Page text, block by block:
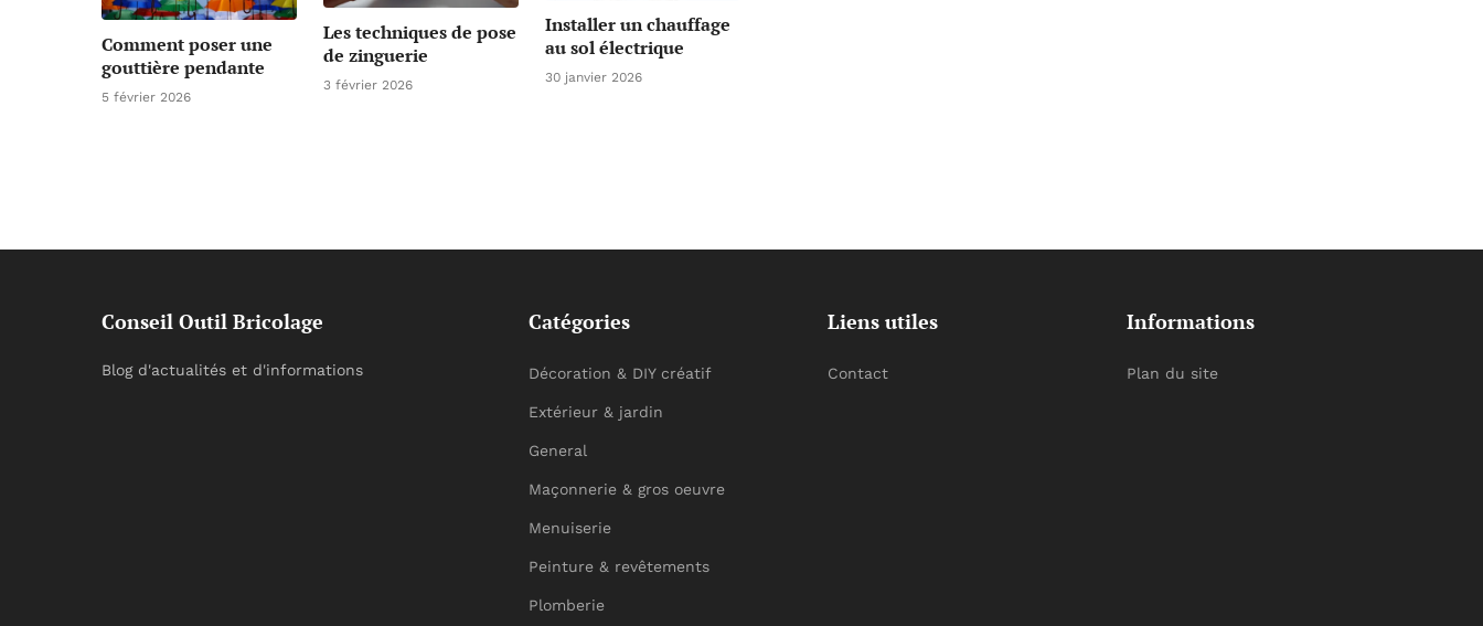
Comment poser une
gouttière pendante
5 février 2026
Les techniques de pose
de zinguerie
3 février 2026
Installer un chauffage
au sol électrique
30 janvier 2026
Conseil Outil Bricolage
Blog d'actualités et d'informations
Catégories
Décoration & DIY créatif
Extérieur & jardin
General
Maçonnerie & gros oeuvre
Menuiserie
Peinture & revêtements
Plomberie
Liens utiles
Contact
Informations
Plan du site